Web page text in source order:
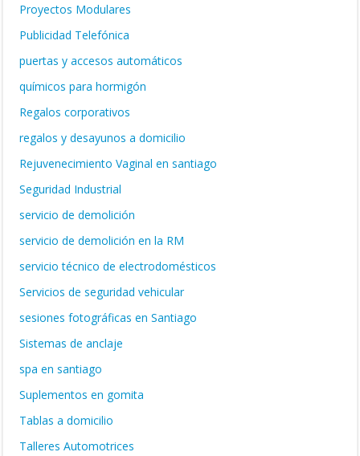
Proyectos Modulares
Publicidad Telefónica
puertas y accesos automáticos
químicos para hormigón
Regalos corporativos
regalos y desayunos a domicilio
Rejuvenecimiento Vaginal en santiago
Seguridad Industrial
servicio de demolición
servicio de demolición en la RM
servicio técnico de electrodomésticos
Servicios de seguridad vehicular
sesiones fotográficas en Santiago
Sistemas de anclaje
spa en santiago
Suplementos en gomita
Tablas a domicilio
Talleres Automotrices